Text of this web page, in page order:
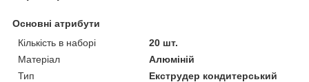
Основні атрибути
Кількість в наборі
20 шт.
Матеріал
Алюміній
Тип
Екструдер кондитерський